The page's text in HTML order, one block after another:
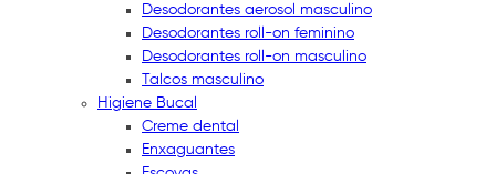
Desodorantes aerosol masculino
Desodorantes roll-on feminino
Desodorantes roll-on masculino
Talcos masculino
Higiene Bucal
Creme dental
Enxaguantes